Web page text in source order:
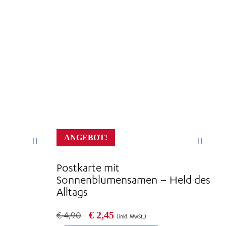
ANGEBOT!
Postkarte mit
Sonnenblumensamen – Held des
Alltags
€4,90
Ursprünglicher
€2,45Aktueller
(inkl. MwSt.)